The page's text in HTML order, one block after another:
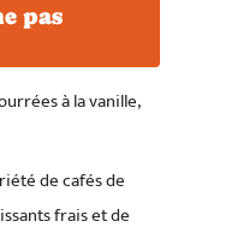
pas
à la vanille,
de cafés de
frais et de